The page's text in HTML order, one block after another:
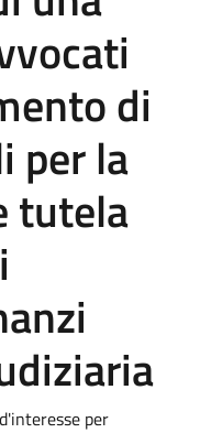
di
per la
tutela
per